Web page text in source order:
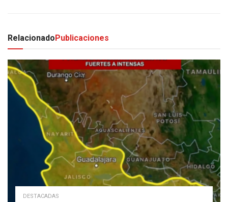
RelacionadoPublicaciones
DESTACADAS